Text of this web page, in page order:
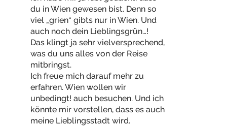
du in Wien gewesen bist. Denn so
viel „grien“ gibts nur in Wien. Und
auch noch dein Lieblingsgrün…!
Das klingt ja sehr vielversprechend,
was du uns alles von der Reise
mitbringst.
Ich freue mich darauf mehr zu
erfahren. Wien wollen wir
unbedingt! auch besuchen. Und ich
könnte mir vorstellen, dass es auch
meine Lieblingsstadt wird.